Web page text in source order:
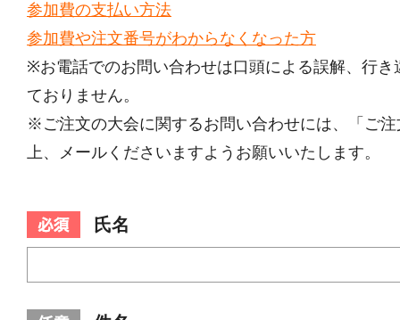
参加費の支払い方法
参加費や注文番号がわからなくなった方
※お電話でのお問い合わせは口頭による誤解、行き
ておりません。
※ご注文の大会に関するお問い合わせには、「ご
上、メールくださいますようお願いいたします。
氏名